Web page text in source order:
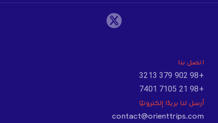
اتصل بنا
+98 902 379 3213
+98 21 7105 7401
أرسل لنا بريدًا إلكترونيًا
contact@orienttrips.com